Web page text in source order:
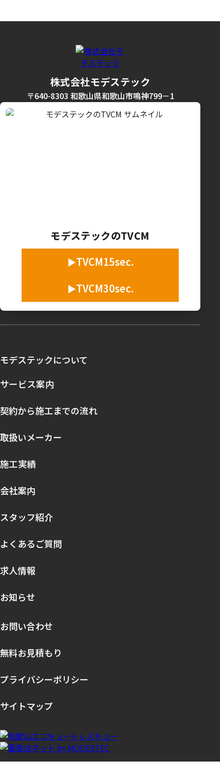
株式会社モデステック
〒640-8303 和歌山県和歌山市鳴神799－1
モデステックのTVCM
TVCM15sec.
TVCM30sec.
モデステックについて
サービス案内
契約から施工までの流れ
取扱いメーカー
施工実績
会社案内
スタッフ紹介
よくあるご質問
求人情報
お知らせ
お問い合わせ
無料お見積もり
プライバシーポリシー
サイトマップ